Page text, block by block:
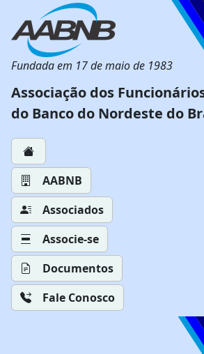
Fundada em 17 de maio de 1983
Associação dos
do Banco do Nordeste do
AABNB
Associados
Associe-se
Documentos
Fale Conosco